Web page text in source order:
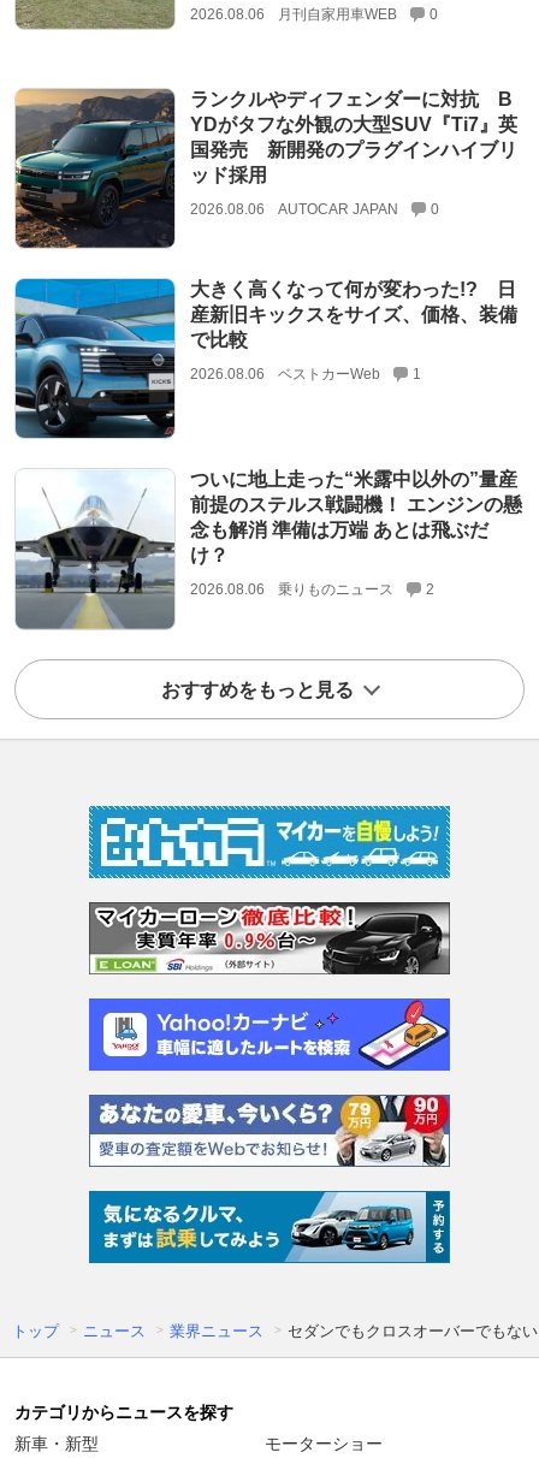
2026.08.06 月刊自家用車WEB 0
ランクルやディフェンダーに対抗 B
YDがタフな外観の大型SUV『Ti7』英
国発売 新開発のプラグインハイブリ
ッド採用
2026.08.06 AUTOCAR JAPAN 0
大きく高くなって何が変わった!? 日
産新旧キックスをサイズ、価格、装備
で比較
2026.08.06 ベストカーWeb 1
ついに地上走った“米露中以外の”量産
前提のステルス戦闘機！ エンジンの懸
念も解消 準備は万端 あとは飛ぶだ
け？
2026.08.06 乗りものニュース 2
おすすめをもっと見る
トップ ニュース 業界ニュース セダンでもクロスオーバーでもな
カテゴリからニュースを探す
新車・新型
モーターショー